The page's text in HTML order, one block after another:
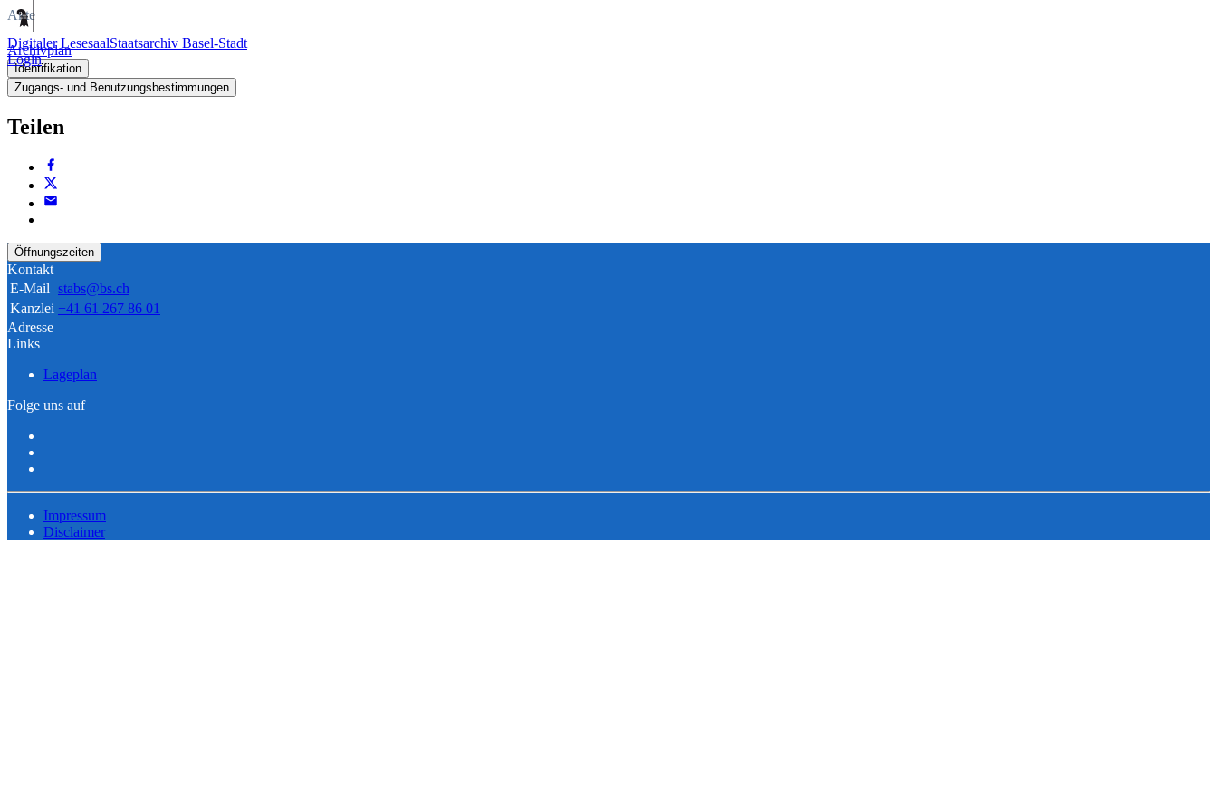
Digitaler LesesaalStaatsarchiv Basel-Stadt
Login
Akte
Archivplan
Identifikation
Zugangs- und Benutzungsbestimmungen
Teilen
Öffnungszeiten
Kontakt
E-Mail stabs@bs.ch
Kanzlei +41 61 267 86 01
Adresse
Links
Lageplan
Folge uns auf
Impressum
Disclaimer